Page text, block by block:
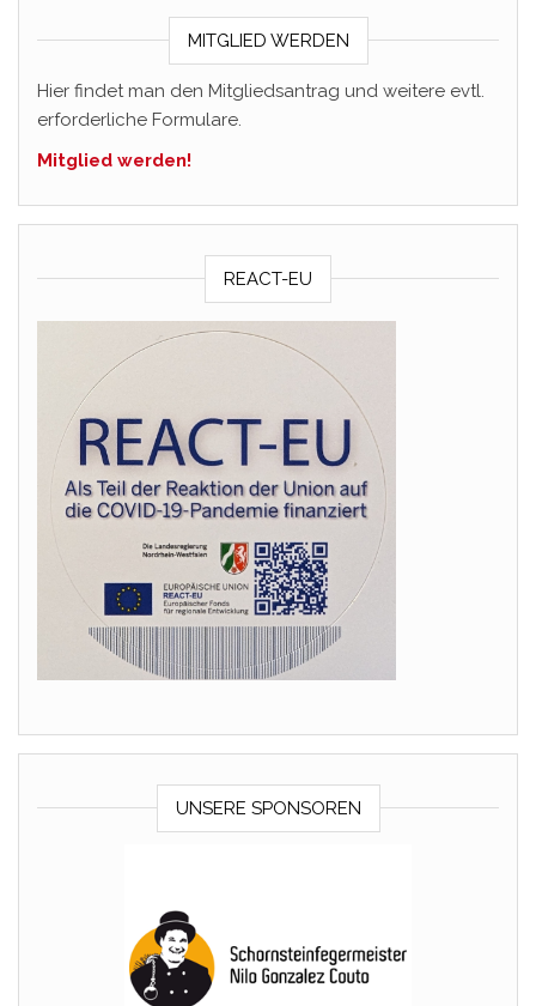
MITGLIED WERDEN
Hier findet man den Mitgliedsantrag und weitere evtl.
erforderliche Formulare.
Mitglied werden!
REACT-EU
UNSERE SPONSOREN